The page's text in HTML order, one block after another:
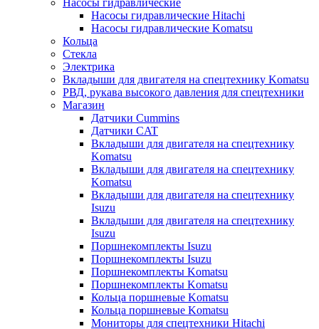
Насосы гидравлические
Насосы гидравлические Hitachi
Насосы гидравлические Komatsu
Кольца
Стекла
Электрика
Вкладыши для двигателя на спецтехнику Komatsu
РВД, рукава высокого давления для спецтехники
Магазин
Датчики Cummins
Датчики CAT
Вкладыши для двигателя на спецтехнику
Komatsu
Вкладыши для двигателя на спецтехнику
Komatsu
Вкладыши для двигателя на спецтехнику
Isuzu
Вкладыши для двигателя на спецтехнику
Isuzu
Поршнекомплекты Isuzu
Поршнекомплекты Isuzu
Поршнекомплекты Komatsu
Поршнекомплекты Komatsu
Кольца поршневые Komatsu
Кольца поршневые Komatsu
Мониторы для спецтехники Hitachi